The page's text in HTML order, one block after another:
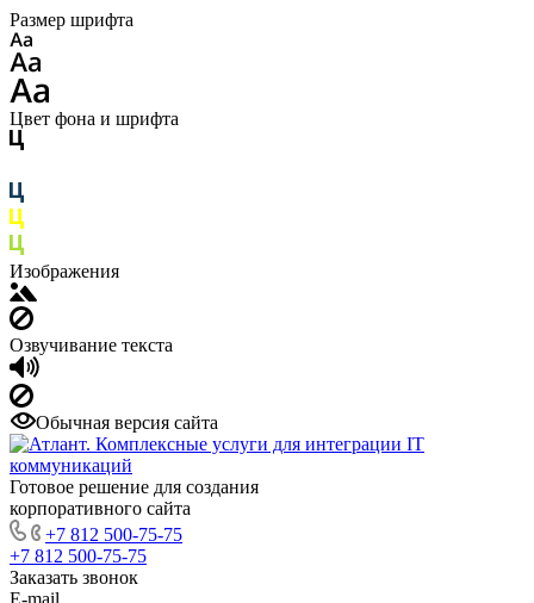
Размер шрифта
Цвет фона и шрифта
Изображения
Озвучивание текста
Обычная версия сайта
Готовое решение для создания
корпоративного сайта
+7 812 500-75-75
+7 812 500-75-75
Заказать звонок
E-mail